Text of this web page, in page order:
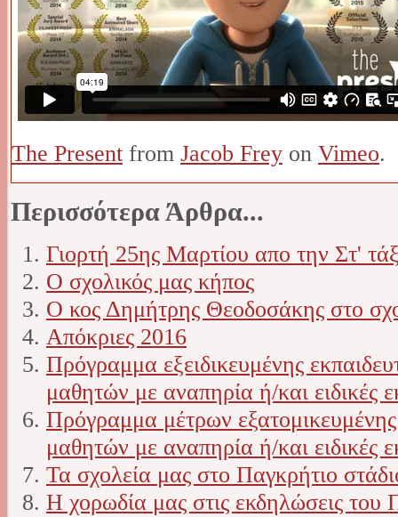
The Present from Jacob Frey on Vimeo.
Περισσότερα Άρθρα...
Γιορτή 25ης Μαρτίου απο την Στ'
Ο σχολικός μας κήπος
Ο κος Δημήτρης Θεοδοσάκης στο
Απόκριες 2016
Πρόγραμμα εξειδικευμένης
μαθητών με αναπηρία ή/και ειδικές
Πρόγραμμα μέτρων εξατομικευμένης
μαθητών με αναπηρία ή/και ειδικές
Τα σχολεία μας στο Παγκρήτιο
Η χορωδία μας στις εκδηλώσεις του